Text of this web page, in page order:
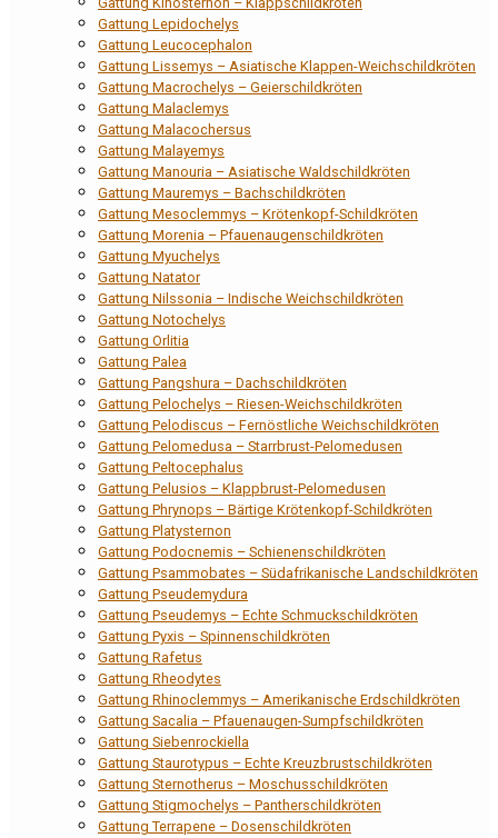
Gattung Lepidochelys
Gattung Leucocephalon
Gattung Lissemys – Asiatische Klappen-Weichschildkröten
Gattung Macrochelys – Geierschildkröten
Gattung Malaclemys
Gattung Malacochersus
Gattung Malayemys
Gattung Manouria – Asiatische Waldschildkröten
Gattung Mauremys – Bachschildkröten
Gattung Mesoclemmys – Krötenkopf-Schildkröten
Gattung Morenia – Pfauenaugenschildkröten
Gattung Myuchelys
Gattung Natator
Gattung Nilssonia – Indische Weichschildkröten
Gattung Notochelys
Gattung Orlitia
Gattung Palea
Gattung Pangshura – Dachschildkröten
Gattung Pelochelys – Riesen-Weichschildkröten
Gattung Pelodiscus – Fernöstliche Weichschildkröten
Gattung Pelomedusa – Starrbrust-Pelomedusen
Gattung Peltocephalus
Gattung Pelusios – Klappbrust-Pelomedusen
Gattung Phrynops – Bärtige Krötenkopf-Schildkröten
Gattung Platysternon
Gattung Podocnemis – Schienenschildkröten
Gattung Psammobates – Südafrikanische Landschildkröten
Gattung Pseudemydura
Gattung Pseudemys – Echte Schmuckschildkröten
Gattung Pyxis – Spinnenschildkröten
Gattung Rafetus
Gattung Rheodytes
Gattung Rhinoclemmys – Amerikanische Erdschildkröten
Gattung Sacalia – Pfauenaugen-Sumpfschildkröten
Gattung Siebenrockiella
Gattung Staurotypus – Echte Kreuzbrustschildkröten
Gattung Sternotherus – Moschusschildkröten
Gattung Stigmochelys – Pantherschildkröten
Gattung Terrapene – Dosenschildkröten